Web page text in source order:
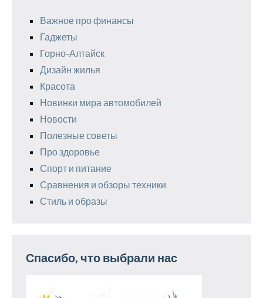
Важное про финансы
Гаджеты
Горно-Алтайск
Дизайн жилья
Красота
Новинки мира автомобилей
Новости
Полезные советы
Про здоровье
Спорт и питание
Сравнения и обзоры техники
Стиль и образы
Спасибо, что выбрали нас